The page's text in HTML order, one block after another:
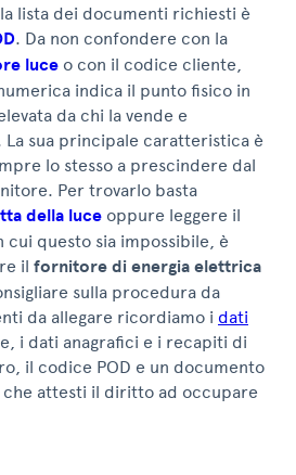
lista dei documenti richiesti è
. Da non confondere con la
luce o con il codice cliente,
indica il punto fisico in
da chi la vende e
La sua principale caratteristica è
lo stesso a prescindere dal
Per trovarlo basta
della luce oppure leggere il
cui questo sia impossibile, è
il fornitore di energia elettrica
sulla procedura da
da allegare ricordiamo i dati
i dati anagrafici e i recapiti di
il codice POD e un documento
attesti il diritto ad occupare